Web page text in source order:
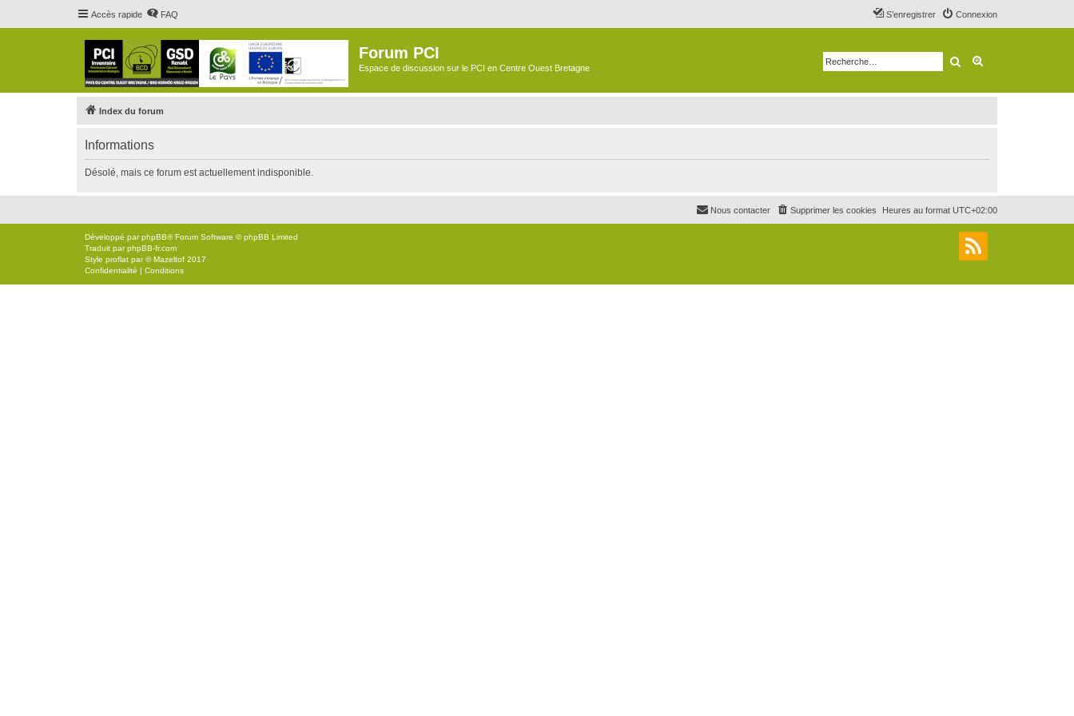
Accès rapide FAQ Connexion
S’enregistrer
Forum PCI
Espace de discussion sur le PCI en Centre Ouest Bretagne Rechercher
Index du forum
Informations
Désolé, mais ce forum est actuellement indisponible.
Heures au format UTC+02:00
Supprimer les cookies
Nous contacter
Développé parphpBB® Forum Software © phpBB Limited
Traduit parphpBB-fr.com
Style proflat par ©Mazeltof 2017
Confidentialité | Conditions